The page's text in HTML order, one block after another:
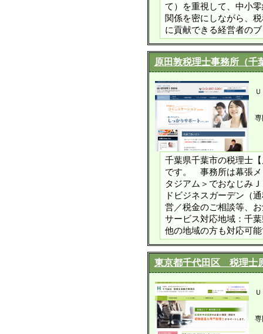
て）を重視して、中小
関係を密にしながら、
に貢献できる経営者の
原田敦税理士事務所（千
専
千葉県千葉市の税理士
です。 事務所は幕張メ
タジアム＞でおなじみ
ドビジネスガーデン（
営／税金のご相談等、
サービス対応地域：千
他の地域の方も対応可
東京都千代田区 税理士
専